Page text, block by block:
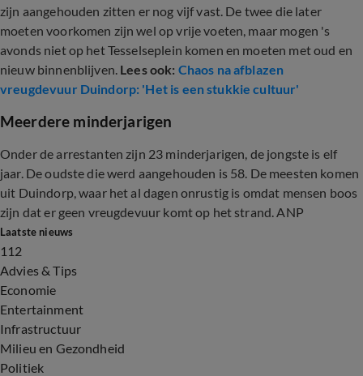
zijn aangehouden zitten er nog vijf vast. De twee die later
moeten voorkomen zijn wel op vrije voeten, maar mogen 's
avonds niet op het Tesselseplein komen en moeten met oud en
nieuw binnenblijven. Lees ook: Chaos na afblazen
vreugdevuur Duindorp: 'Het is een stukkie cultuur'
Meerdere minderjarigen
Onder de arrestanten zijn 23 minderjarigen, de jongste is elf
jaar. De oudste die werd aangehouden is 58. De meesten komen
uit Duindorp, waar het al dagen onrustig is omdat mensen boos
zijn dat er geen vreugdevuur komt op het strand. ANP
Laatste nieuws
112
Advies & Tips
Economie
Entertainment
Infrastructuur
Milieu en Gezondheid
Politiek